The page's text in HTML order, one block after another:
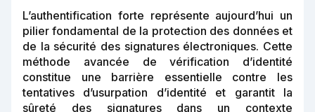
L’authentification forte représente aujourd’hui un
pilier fondamental de la protection des données et
de la sécurité des signatures électroniques. Cette
méthode avancée de vérification d’identité
constitue une barrière essentielle contre les
tentatives d’usurpation d’identité et garantit la
sûreté des signatures dans un contexte